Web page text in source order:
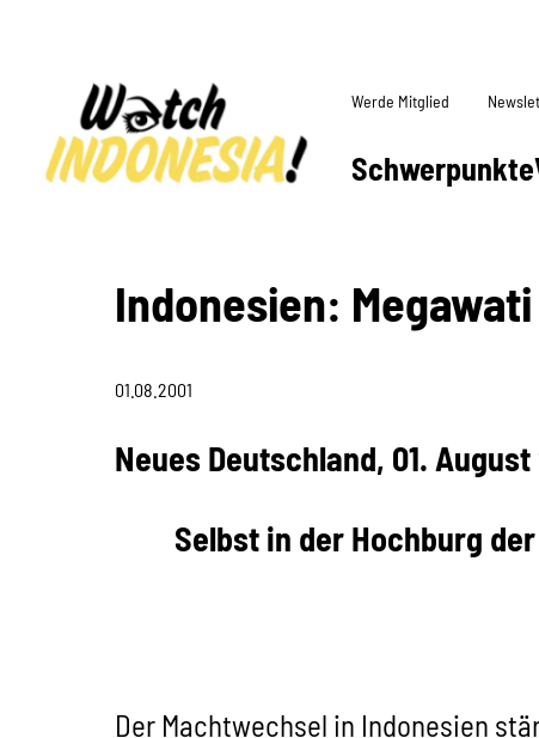
Schwerpunkte
Werde Mitglied
Indonesien:
01.08.2001
Neues Deutschland, 01. August
Selbst in der Hochburg
Der Machtwechsel in Indonesien